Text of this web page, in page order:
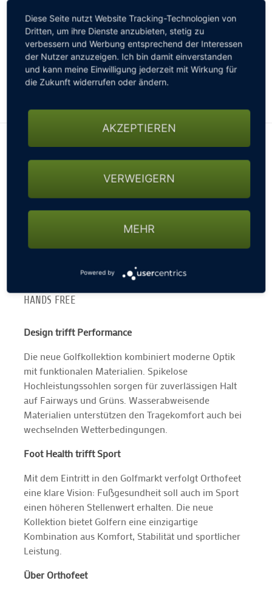
Viele Golfer leiden unter Plantarfasziitis, Hallux
Valgus, Arthritis, Fersenschmerzen oder allgemein
empfindlichen Füßen. Orthofeet Golfschuhe wurden
entwickelt, um Druckstellen zu reduzieren und
gleichzeitig die Stabilität zu bieten, die für einen
HANDS FREE
Design trifft Performance
Die neue Golfkollektion kombiniert moderne Optik
mit funktionalen Materialien. Spikelose
Hochleistungssohlen sorgen für zuverlässigen Halt
auf Fairways und Grüns. Wasserabweisende
Materialien unterstützen den Tragekomfort auch bei
wechselnden Wetterbedingungen.
Foot Health trifft Sport
Mit dem Eintritt in den Golfmarkt verfolgt Orthofeet
eine klare Vision: Fußgesundheit soll auch im Sport
einen höheren Stellenwert erhalten. Die neue
Kollektion bietet Golfern eine einzigartige
Kombination aus Komfort, Stabilität und sportlicher
Leistung.
Über Orthofeet
Diese Seite nutzt Website Tracking-Technologien von
Dritten, um ihre Dienste anzubieten, stetig zu
verbessern und Werbung entsprechend der Interessen
der Nutzer anzuzeigen. Ich bin damit einverstanden
und kann meine Einwilligung jederzeit mit Wirkung für
die Zukunft widerrufen oder ändern.
AKZEPTIEREN
VERWEIGERN
MEHR
Powered by